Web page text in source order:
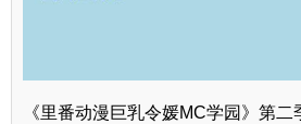
《里番动漫巨乳令媛MC学园》第二